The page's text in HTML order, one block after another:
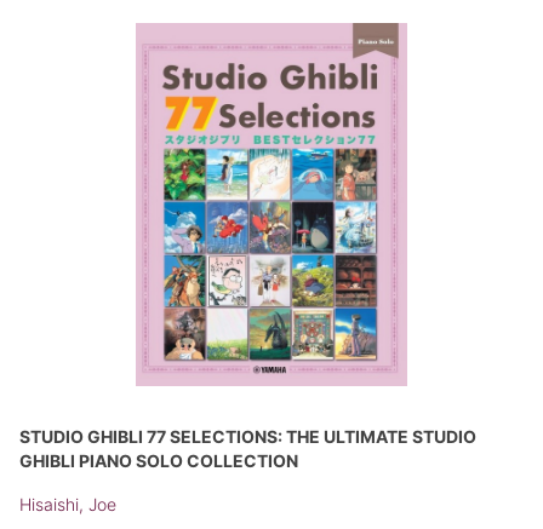
STUDIO GHIBLI 77 SELECTIONS: THE ULTIMATE STUDIO
GHIBLI PIANO SOLO COLLECTION
Hisaishi, Joe